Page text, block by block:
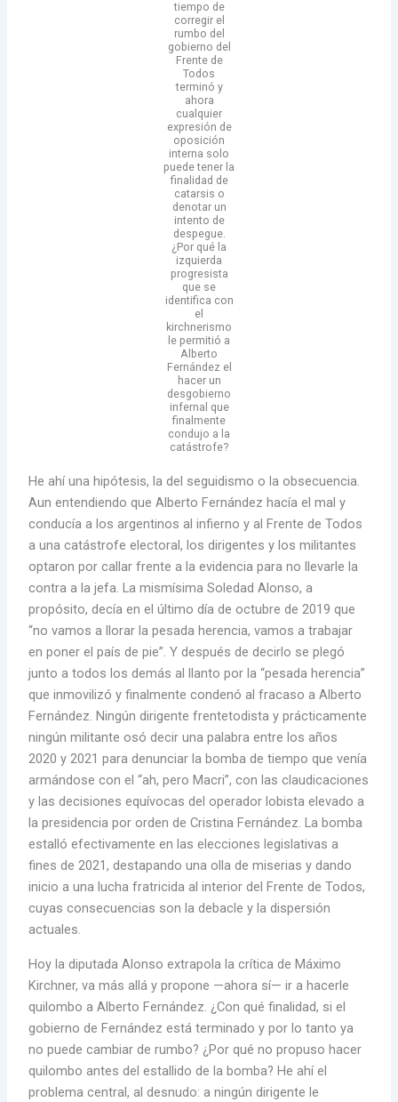
tiempo de
corregir el
rumbo del
gobierno del
Frente de
Todos
terminó y
ahora
cualquier
expresión de
oposición
interna solo
puede tener la
finalidad de
catarsis o
denotar un
intento de
despegue.
¿Por qué la
izquierda
progresista
que se
identifica con
el
kirchnerismo
le permitió a
Alberto
Fernández el
hacer un
desgobierno
infernal que
finalmente
condujo a la
catástrofe?
He ahí una hipótesis, la del seguidismo o la obsecuencia.
Aun entendiendo que Alberto Fernández hacía el mal y
conducía a los argentinos al infierno y al Frente de Todos
a una catástrofe electoral, los dirigentes y los militantes
optaron por callar frente a la evidencia para no llevarle la
contra a la jefa. La mismísima Soledad Alonso, a
propósito, decía en el último día de octubre de 2019 que
“no vamos a llorar la pesada herencia, vamos a trabajar
en poner el país de pie”. Y después de decirlo se plegó
junto a todos los demás al llanto por la “pesada herencia”
que inmovilizó y finalmente condenó al fracaso a Alberto
Fernández. Ningún dirigente frentetodista y prácticamente
ningún militante osó decir una palabra entre los años
2020 y 2021 para denunciar la bomba de tiempo que venía
armándose con el “ah, pero Macri”, con las claudicaciones
y las decisiones equívocas del operador lobista elevado a
la presidencia por orden de Cristina Fernández. La bomba
estalló efectivamente en las elecciones legislativas a
fines de 2021, destapando una olla de miserias y dando
inicio a una lucha fratricida al interior del Frente de Todos,
cuyas consecuencias son la debacle y la dispersión
actuales.
Hoy la diputada Alonso extrapola la crítica de Máximo
Kirchner, va más allá y propone —ahora sí— ir a hacerle
quilombo a Alberto Fernández. ¿Con qué finalidad, si el
gobierno de Fernández está terminado y por lo tanto ya
no puede cambiar de rumbo? ¿Por qué no propuso hacer
quilombo antes del estallido de la bomba? He ahí el
problema central, al desnudo: a ningún dirigente le